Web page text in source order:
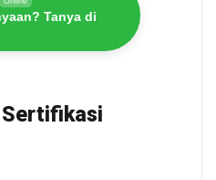
Tanya di
Sertifikasi